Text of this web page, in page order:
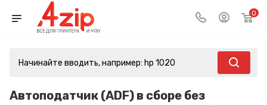
0
Автоподатчик (ADF) в сборе без